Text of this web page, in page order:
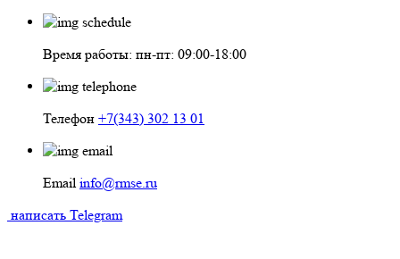
Время работы: пн-пт: 09:00-18:00
Телефон +7(343) 302 13 01
Email info@rmse.ru
написать Telegram